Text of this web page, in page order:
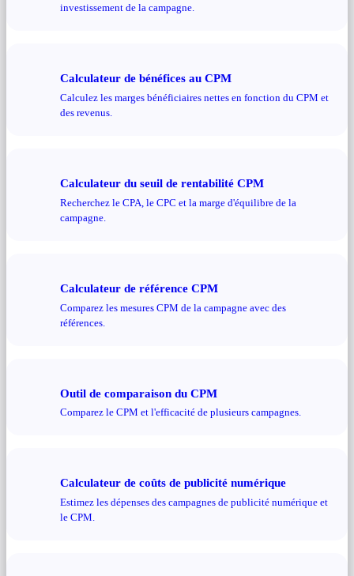
investissement de la campagne.
Calculateur de bénéfices au CPM
Calculez les marges bénéficiaires nettes en fonction du CPM et
des revenus.
Calculateur du seuil de rentabilité CPM
Recherchez le CPA, le CPC et la marge d'équilibre de la
campagne.
Calculateur de référence CPM
Comparez les mesures CPM de la campagne avec des
références.
Outil de comparaison du CPM
Comparez le CPM et l'efficacité de plusieurs campagnes.
Calculateur de coûts de publicité numérique
Estimez les dépenses des campagnes de publicité numérique et
le CPM.